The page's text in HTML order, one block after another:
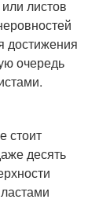
листов
достижения
очередь
стоит
десять